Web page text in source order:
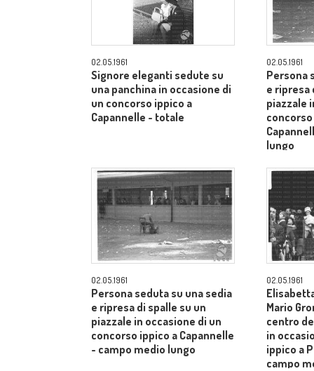
02.05.1961
Signore eleganti sedute su
una panchina in occasione di
un concorso ippico a
Capannelle - totale
02.05.1961
Persona
e ripresa
piazzale
concorso
lungo
02.05.1961
Persona seduta su una sedia
e ripresa di spalle su un
piazzale in occasione di un
concorso ippico a Capannelle
- campo medio lungo
02.05.1961
Mario
centro
in
ippico a
campo